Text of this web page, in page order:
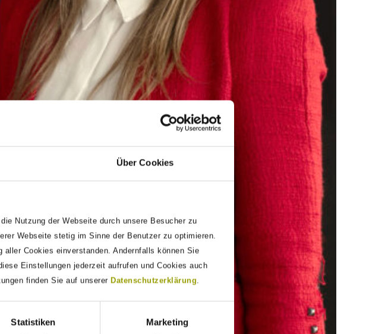
Über Cookies
Nutzung der Webseite durch unsere Besucher zu
Webseite stetig im Sinne der Benutzer zu optimieren.
Cookies einverstanden. Andernfalls können Sie
Einstellungen jederzeit aufrufen und Cookies auch
finden Sie auf unserer Datenschutzerklärung.
Statistiken Marketing